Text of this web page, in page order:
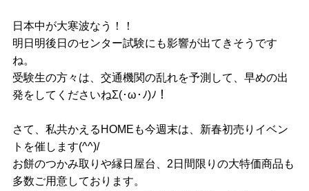
日本中が大寒波なう！！
明日明後日のセンター試験にも影響が出てきそうです
ね。
受験生の方々は、交通機関の乱れを予測して、早めの出
発をしてくださいねΣ(･ω･ﾉ)ﾉ！
さて、私共かえるHOMEも今週末は、新春初売りイベン
トを催します(^^)/
お餅のつかみ取りや縁日屋台、2日間限りの大特価商品も
多数ご用意しております。